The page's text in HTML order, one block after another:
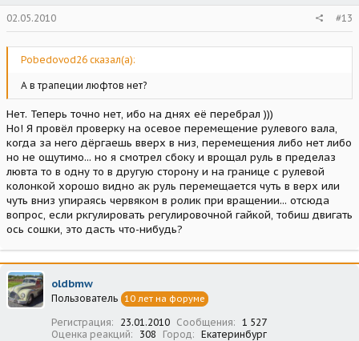
02.05.2010 #13
Pobedovod26 сказал(а):
А в трапеции люфтов нет?
Нет. Теперь точно нет, ибо на днях её перебрал )))
Но! Я провёл проверку на осевое перемещение рулевого вала,
когда за него дёргаешь вверх в низ, перемещения либо нет либо
но не ощутимо... но я смотрел сбоку и врощал руль в пределаз
лювта то в одну то в другую сторону и на границе с рулевой
колонкой хорошо видно ак руль перемещается чуть в верх или
чуть вниз упираясь червяком в ролик при вращении... отсюда
вопрос, если ркгулировать регулировочной гайкой, тобиш двигать
ось сошки, это дасть что-нибудь?
oldbmw
Пользователь 10 лет на форуме
Регистрация 23.01.2010 Сообщения
1 527
Оценка реакций
308 Город Екатеринбург